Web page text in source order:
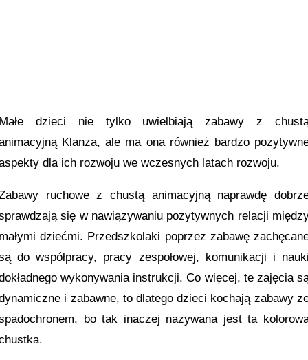
dzieci nie tylko uwielbiają zabawy z
Klanza, ale ma ona również bardzo
dla ich rozwoju we wczesnych latach rozwoju.
ruchowe z chustą animacyjną naprawdę
się w nawiązywaniu pozytywnych relacji
dziećmi. Przedszkolaki poprzez zabawę
do współpracy, pracy zespołowej, komunikacji i
wykonywania instrukcji. Co więcej, te zajęcia
i zabawne, to dlatego dzieci kochają zabawy
bo tak inaczej nazywana jest ta